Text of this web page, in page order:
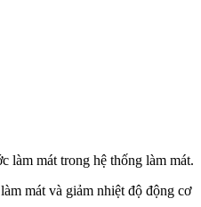
làm mát trong hệ thống làm mát.
mát và giảm nhiệt độ động cơ